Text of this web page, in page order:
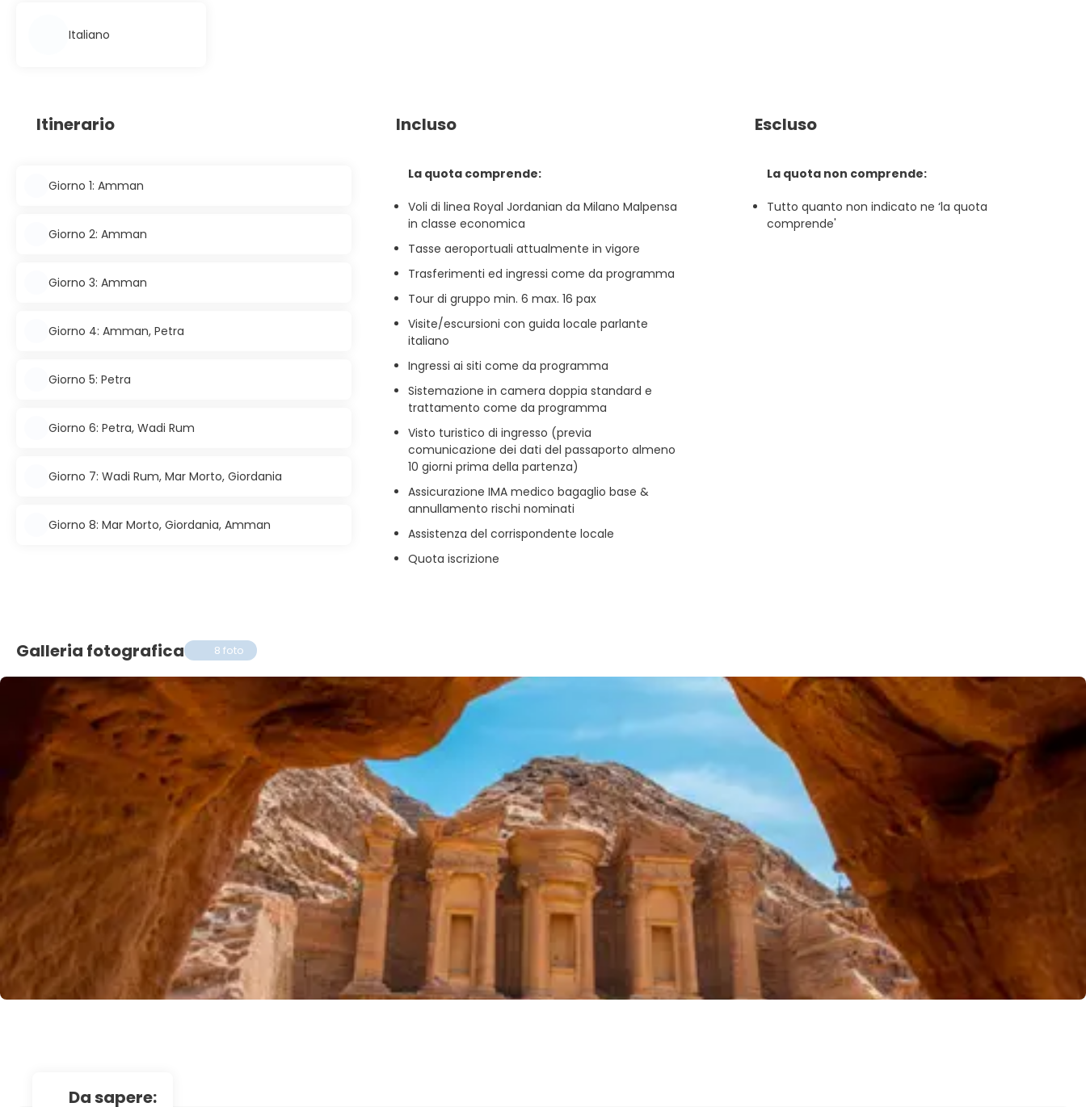
Italiano
Itinerario
Giorno 1: Amman
Giorno 2: Amman
Giorno 3: Amman
Giorno 4: Amman, Petra
Giorno 5: Petra
Giorno 6: Petra, Wadi Rum
Giorno 7: Wadi Rum, Mar Morto, Giordania
Giorno 8: Mar Morto, Giordania, Amman
Incluso
La quota comprende:
Voli di linea Royal Jordanian da Milano Malpensa
in classe economica
Tasse aeroportuali attualmente in vigore
Trasferimenti ed ingressi come da programma
Tour di gruppo min. 6 max. 16 pax
Visite/escursioni con guida locale parlante
italiano
Ingressi ai siti come da programma
Sistemazione in camera doppia standard e
trattamento come da programma
Visto turistico di ingresso (previa
comunicazione dei dati del passaporto almeno
10 giorni prima della partenza)
Assicurazione IMA medico bagaglio base &
annullamento rischi nominati
Assistenza del corrispondente locale
Quota iscrizione
Escluso
La quota non comprende:
Tutto quanto non indicato ne ‘la quota
comprende'
Galleria fotografica 8 foto
da sapere: